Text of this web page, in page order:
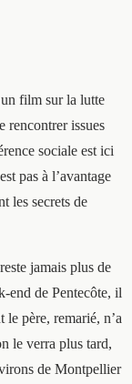
film sur la lutte
rencontrer issues
sociale est ici
pas à l’avantage
les secrets de
jamais plus de
end de Pentecôte, il
père, remarié, n’a
le verra plus tard,
de Montpellier